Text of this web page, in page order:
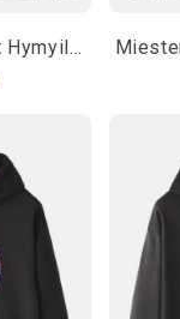
Miesten Kirkkaat Hymyilevät Kasvokuvioiset Olkapäällä Kiristettävät Hupparit